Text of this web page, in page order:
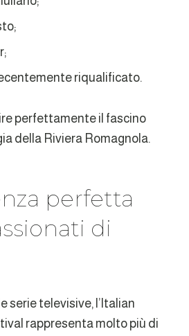
riqualificato.
perfettamente il fascino
della Riviera Romagnola.
perfetta
di
serie televisive, l’Italian
rappresenta molto più di